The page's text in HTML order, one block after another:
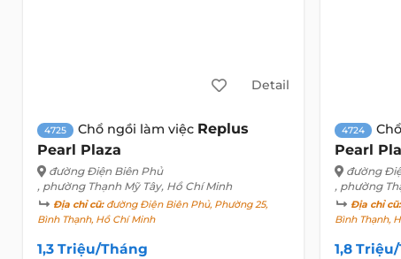
Detail
4725 Chổ ngồi làm việc Replus
Pearl Plaza
đường Điện Biên Phủ
, phường Thạnh Mỹ Tây, Hồ Chí Minh
Địa chỉ cũ:đường Điện Biên Phủ, Phường 25,
Bình Thạnh, Hồ Chí Minh
1,3 Triệu/Tháng
4724
Pearl
đường
, phường
Địa chỉ cũ:
Bình Thạnh,
1,8